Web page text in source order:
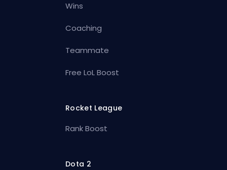
Wins
Coaching
Teammate
Free LoL Boost
Rocket League
Rank Boost
Dota 2